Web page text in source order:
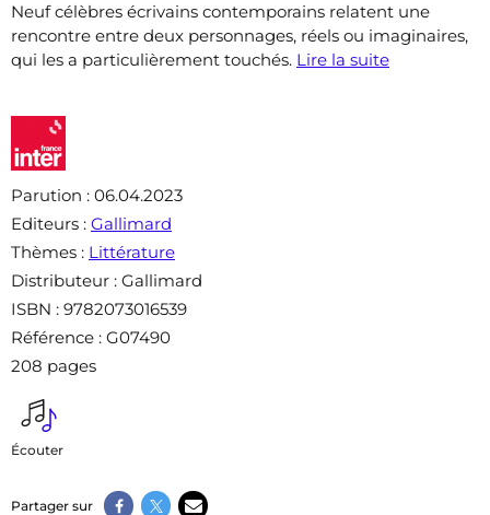
Neuf célèbres écrivains contemporains relatent une
rencontre entre deux personnages, réels ou imaginaires,
qui les a particulièrement touchés. Lire la suite
Parution : 06.04.2023
Editeurs : Gallimard
Thèmes : Littérature
Distributeur : Gallimard
ISBN : 9782073016539
Référence : G07490
208 pages
Écouter
Partager sur